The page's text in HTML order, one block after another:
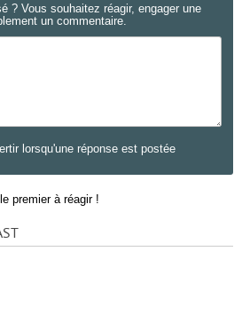
? Vous souhaitez réagir, engager une
un commentaire.
lorsqu'une réponse est postée
premier à réagir !